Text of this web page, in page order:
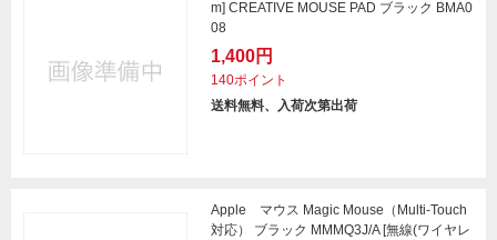
m] CREATIVE MOUSE PAD ブラック BMA0
08
1,400円
140ポイント
送料無料、入荷次第出荷
Apple マウス Magic Mouse（Multi-Touch
対応） ブラック MMMQ3J/A [無線(ワイヤレ